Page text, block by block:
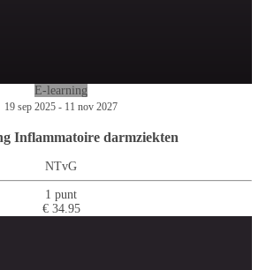
E-learning
19 sep 2025 - 11 nov 2027
Inflammatoire darmziekten
NTvG
1 punt
€ 34.95